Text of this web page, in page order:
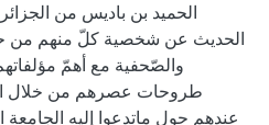
الحميد بن باديس من
الحديث عن شخصية كلّ منهم من
والصّحفية مع أهمّ
طروحات عصرهم من خلال
عندهم حول ماتدعوا إليه